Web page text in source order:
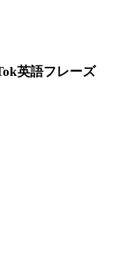
英語フレーズ